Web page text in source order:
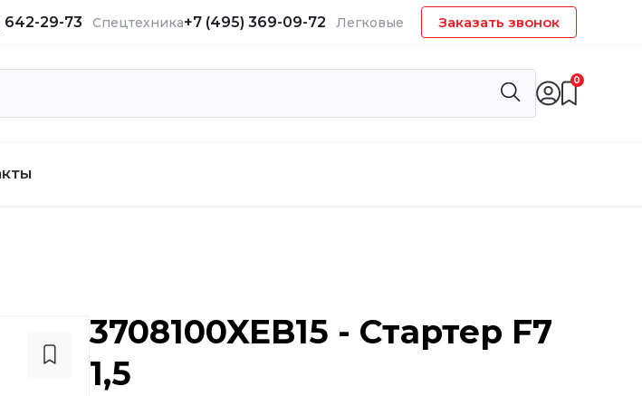
642-29-73 Спецтехника+7 (495) 369-09-72 Легковые Заказать звонок
0
3708100XEB15 - Стартер F7
1,5